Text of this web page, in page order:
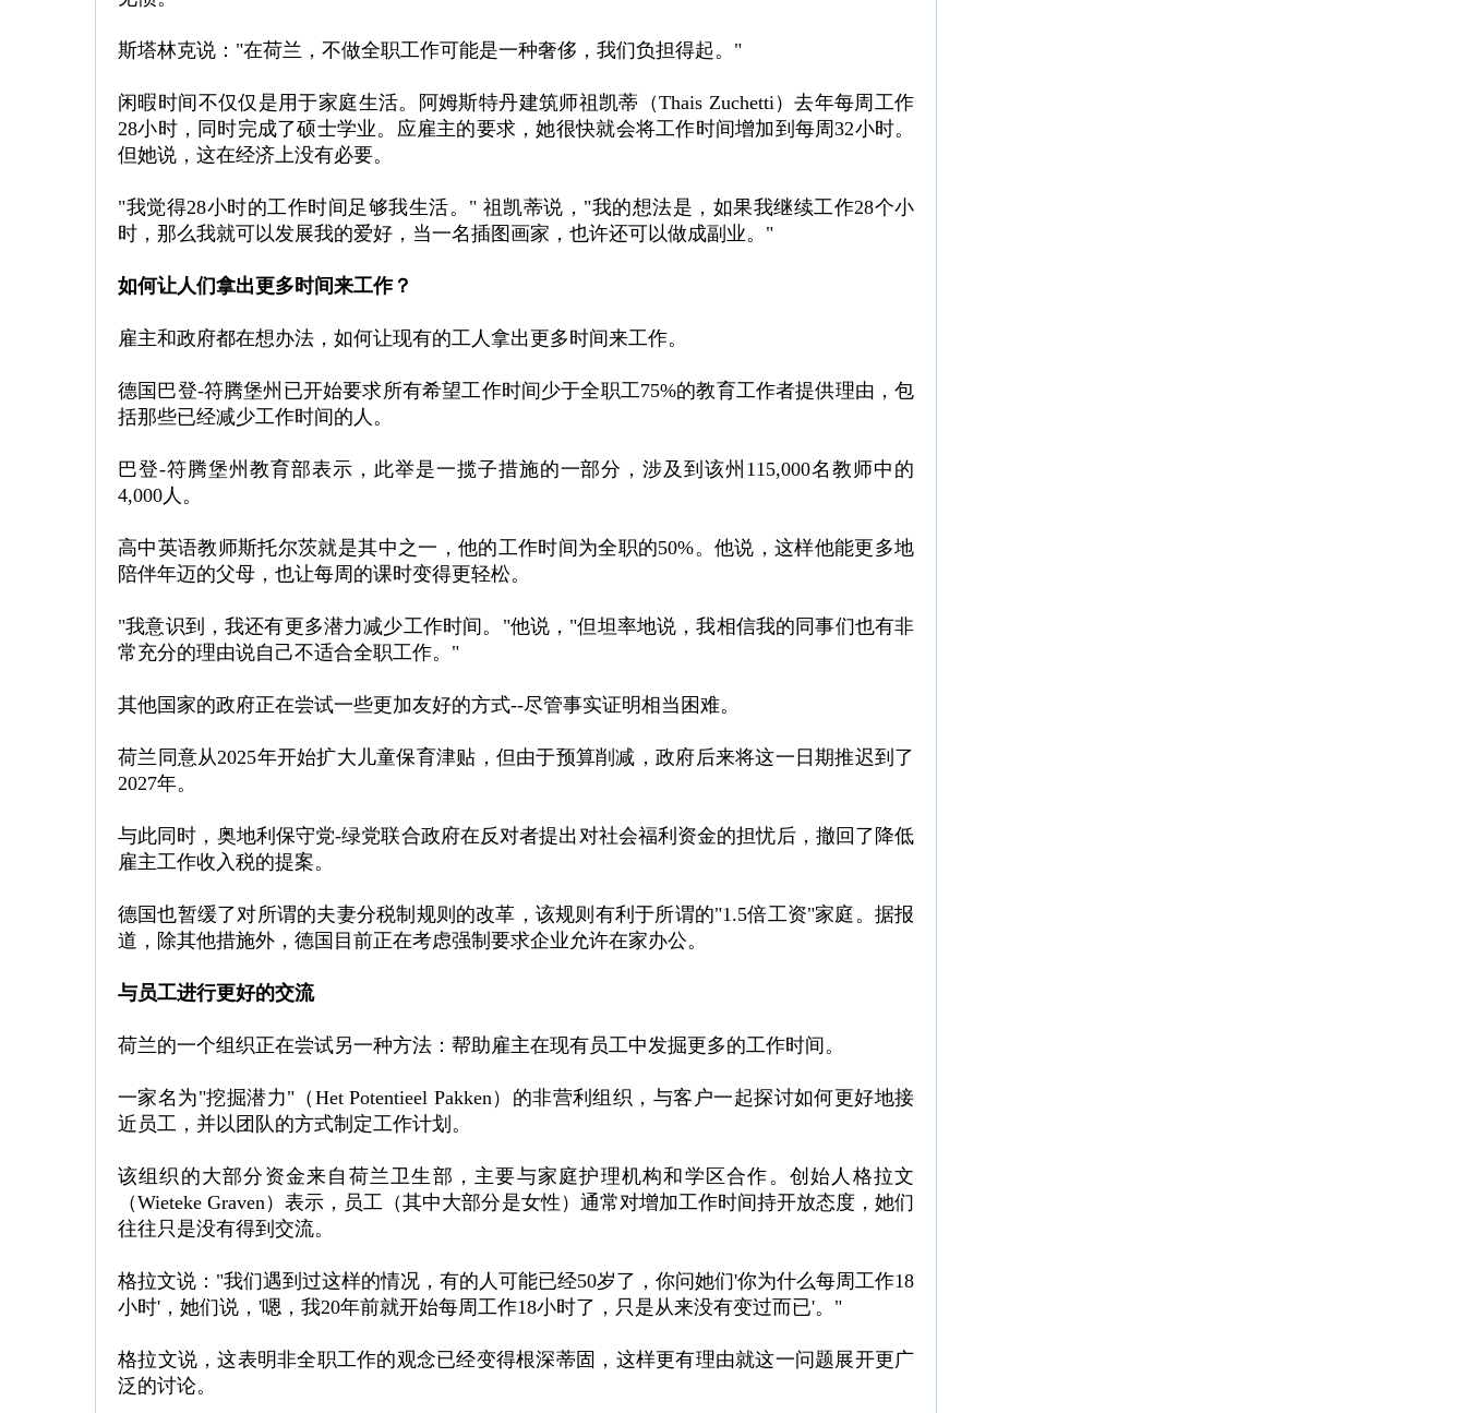
斯塔林克说："在荷兰，不做全职工作可能是一种奢侈，我们负担得起。"
闲暇时间不仅仅是用于家庭生活。阿姆斯特丹建筑师祖凯蒂（Thais Zuchetti）去年每周工作
28小时，同时完成了硕士学业。应雇主的要求，她很快就会将工作时间增加到每周32小时。
但她说，这在经济上没有必要。
"我觉得28小时的工作时间足够我生活。" 祖凯蒂说，"我的想法是，如果我继续工作28个小
时，那么我就可以发展我的爱好，当一名插图画家，也许还可以做成副业。"
如何让人们拿出更多时间来工作？
雇主和政府都在想办法，如何让现有的工人拿出更多时间来工作。
德国巴登-符腾堡州已开始要求所有希望工作时间少于全职工75%的教育工作者提供理由，包
括那些已经减少工作时间的人。
巴登-符腾堡州教育部表示，此举是一揽子措施的一部分，涉及到该州115,000名教师中的
4,000人。
高中英语教师斯托尔茨就是其中之一，他的工作时间为全职的50%。他说，这样他能更多地
陪伴年迈的父母，也让每周的课时变得更轻松。
"我意识到，我还有更多潜力减少工作时间。"他说，"但坦率地说，我相信我的同事们也有非
常充分的理由说自己不适合全职工作。"
其他国家的政府正在尝试一些更加友好的方式--尽管事实证明相当困难。
荷兰同意从2025年开始扩大儿童保育津贴，但由于预算削减，政府后来将这一日期推迟到了
2027年。
与此同时，奥地利保守党-绿党联合政府在反对者提出对社会福利资金的担忧后，撤回了降低
雇主工作收入税的提案。
德国也暂缓了对所谓的夫妻分税制规则的改革，该规则有利于所谓的"1.5倍工资"家庭。据报
道，除其他措施外，德国目前正在考虑强制要求企业允许在家办公。
与员工进行更好的交流
荷兰的一个组织正在尝试另一种方法：帮助雇主在现有员工中发掘更多的工作时间。
一家名为"挖掘潜力"（Het Potentieel Pakken）的非营利组织，与客户一起探讨如何更好地接
近员工，并以团队的方式制定工作计划。
该组织的大部分资金来自荷兰卫生部，主要与家庭护理机构和学区合作。创始人格拉文
（Wieteke Graven）表示，员工（其中大部分是女性）通常对增加工作时间持开放态度，她们
往往只是没有得到交流。
格拉文说："我们遇到过这样的情况，有的人可能已经50岁了，你问她们'你为什么每周工作18
小时'，她们说，'嗯，我20年前就开始每周工作18小时了，只是从来没有变过而已'。"
格拉文说，这表明非全职工作的观念已经变得根深蒂固，这样更有理由就这一问题展开更广
泛的讨论。